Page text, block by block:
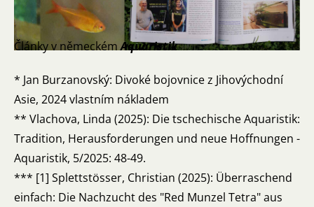
Články v německémAquaristik
* Jan Burzanovský: Divoké bojovnice z Jihovýchodní
Asie, 2024 vlastním nákladem
** Vlachova, Linda (2025): Die tschechische Aquaristik:
Tradition, Herausforderungen und neue Hoffnungen -
Aquaristik, 5/2025: 48-49.
*** [1] Splettstösser, Christian (2025): Überraschend
einfach: Die Nachzucht des "Red Munzel Tetra" aus